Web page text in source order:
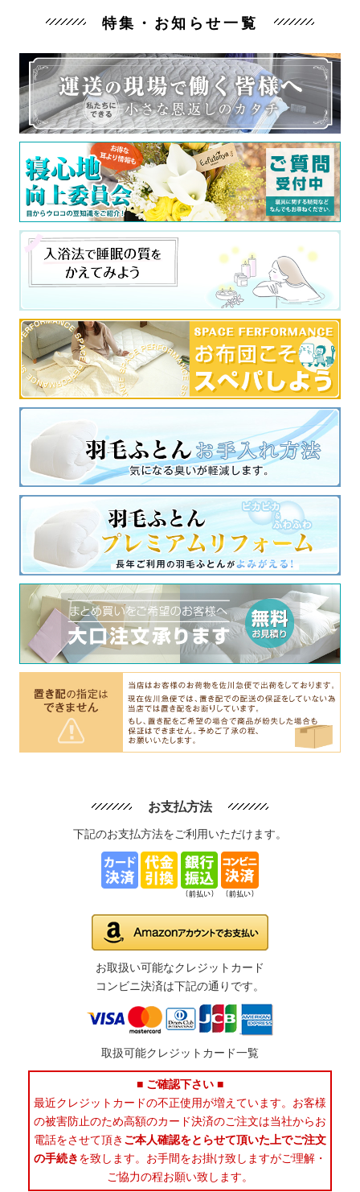
特集・お知らせ一覧
お支払方法
下記のお支払方法をご利用いただけます。
お取扱い可能なクレジットカード
コンビニ決済は下記の通りです。
取扱可能クレジットカード一覧
■ ご確認下さい ■
最近クレジットカードの不正使用が増えています。お客様
の被害防止のため高額のカード決済のご注文は当社からお
電話をさせて頂き ご本人確認をとらせて頂いた上でご注文
の手続きを致します。お手間をお掛け致しますがご理解・
ご協力の程お願い致します。